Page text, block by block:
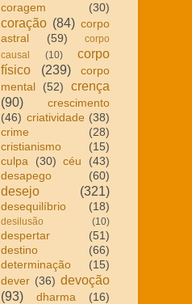
coragem
(30)
coração (84) corpo
astral
(59)
corpo
causal
(10)
corpo
físico
(239)
corpo
mental
(52)
crença
(90)
crescimento
(46) criatividade (38)
crime
(28)
cristianismo
(15)
culpa
(30) céu
(43)
desapego
(60)
desejo (321)
desequilíbrio (18)
desilusão (10)
despertar
(51)
destino
(66)
determinação
(15)
dever (36) devoção
(93)
dharma
(16)